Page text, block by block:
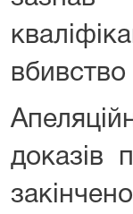
доказів